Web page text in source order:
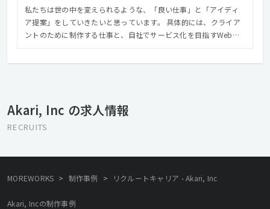
私たちは世の中を変えられるような、「良い仕事」と「アイディ
ア提案」をしていきたいと思っています。 具体的には、クライア
ントのために制作する仕事と、自社でサービス化を目指すWebア
術者が創業したものも少なくありません。 情熱とアイデアをぶつ
けていくことを恐れない、ベンチャースピリットを持った人と一
主体となってやっています。 私たちは現代的な職種を持って集ま
場所でありたいと考えており、アイディアを持ちよって同じ目線
Akari, Inc の求人情報
RECRUITS
MOREWORKS > 制作事例 > リクルートキャリア - Akari, Inc
Akari, Incの制作事例